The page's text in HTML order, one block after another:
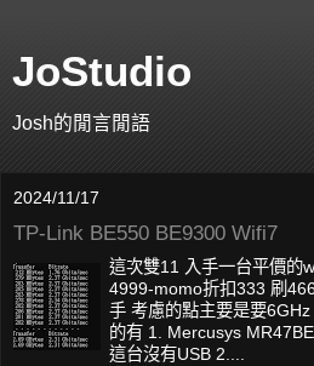
JoStudio
Josh的閒言閒語
2024/11/17
TP-Link BE550 BE9300 Wifi7
這次雙11 入手一台平價的
4999-momo折扣333 刷
手 考慮的點主要是要
的有 1. Mercusys
這台沒有USB 2....